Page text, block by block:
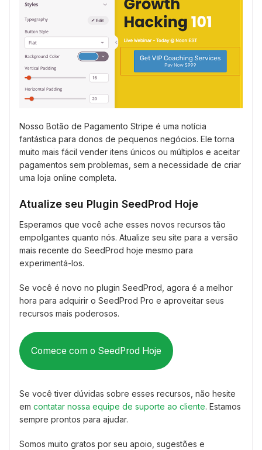
Nosso Botão de Pagamento Stripe é uma notícia
fantástica para donos de pequenos negócios. Ele torna
muito mais fácil vender itens únicos ou múltiplos e aceitar
pagamentos sem problemas, sem a necessidade de criar
uma loja online completa.
Atualize seu Plugin SeedProd Hoje
Esperamos que você ache esses novos recursos tão
empolgantes quanto nós. Atualize seu site para a versão
mais recente do SeedProd hoje mesmo para
experimentá-los.
Se você é novo no plugin SeedProd, agora é a melhor
hora para adquirir o SeedProd Pro e aproveitar seus
recursos mais poderosos.
Comece com o SeedProd Hoje
Se você tiver dúvidas sobre esses recursos, não hesite
em contatar nossa equipe de suporte ao cliente. Estamos
sempre prontos para ajudar.
Somos muito gratos por seu apoio, sugestões e